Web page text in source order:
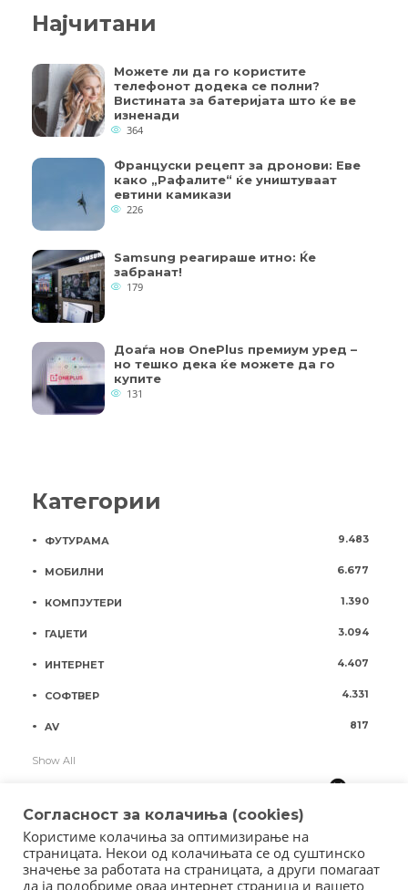
Најчитани
Можете ли да го користите
телефонот додека се полни?
Вистината за батеријата што ќе ве
изненади
364
Француски рецепт за дронови: Еве
како „Рафалите“ ќе уништуваат
евтини камикази
226
Samsung реагираше итно: Ќе
забранат!
179
Доаѓа нов OnePlus премиум уред –
но тешко дека ќе можете да го
купите
131
Категории
ФУТУРАМА 9.483
МОБИЛНИ 6.677
КОМПЈУТЕРИ 1.390
ГАЏЕТИ 3.094
ИНТЕРНЕТ 4.407
СОФТВЕР 4.331
AV 817
Show All
Согласност за колачиња (cookies)
Користиме колачиња за оптимизирање на
страницата. Некои од колачињата се од суштинско
значење за работата на страницата, а други помагаат
да ја подобриме оваа интернет страница и вашето